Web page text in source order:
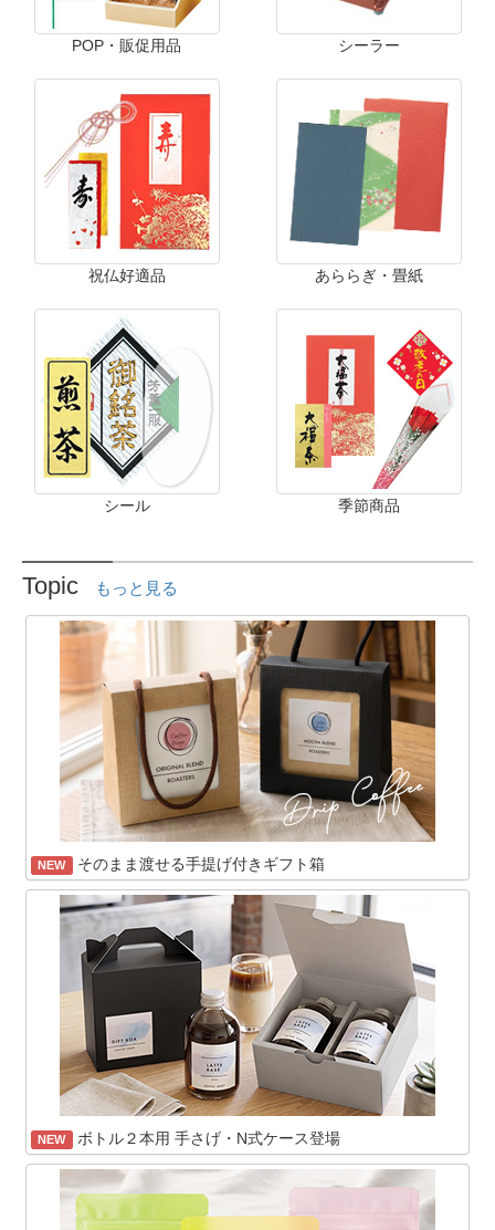
POP・販促用品 シーラー
祝仏好適品 あららぎ・畳紙
シール 季節商品
Topic もっと見る
NEW そのまま渡せる手提げ付きギフト箱
NEW ボトル２本用 手さげ・N式ケース登場